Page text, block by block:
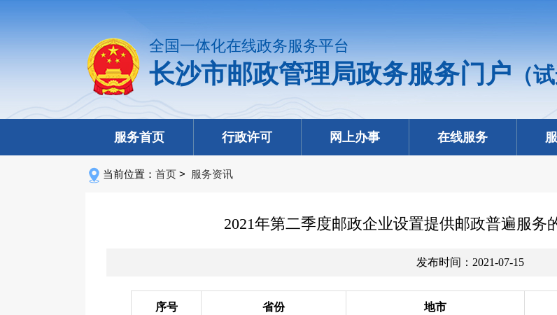
全国一体化在线政务服务平台
长沙市邮政管理局政务服务门户（试
服务首页 行政许可 网上办事 在线服务
当前位置： 首页 > 服务资讯
2021年第二季度邮政企业设置提供邮政普遍服务
发布时间：2021-07-15
序号 省份 地市